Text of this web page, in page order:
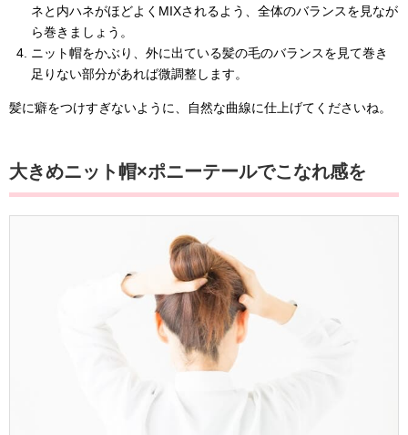
ネと内ハネがほどよくMIXされるよう、全体のバランスを見なが
ら巻きましょう。
ニット帽をかぶり、外に出ている髪の毛のバランスを見て巻き
足りない部分があれば微調整します。
髪に癖をつけすぎないように、自然な曲線に仕上げてくださいね。
大きめニット帽×ポニーテールでこなれ感を